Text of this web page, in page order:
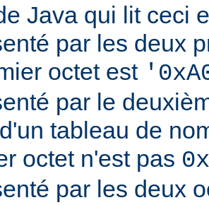
Java qui lit ceci
par les deux
octet est
par le
tableau de
octet n'est pas
par les deux